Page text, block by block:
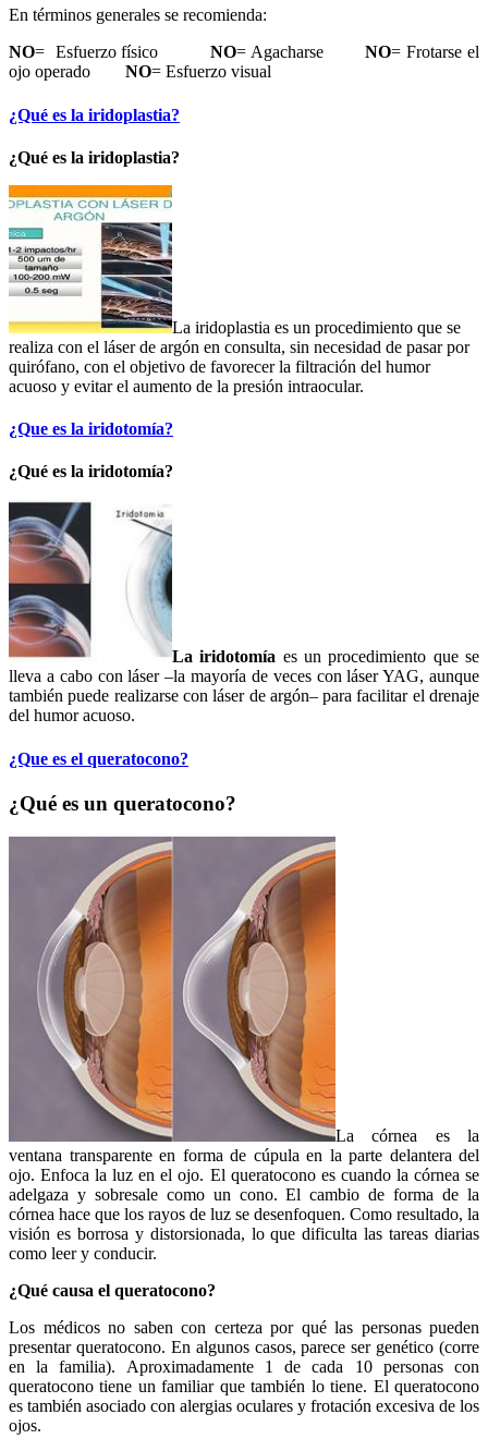
En términos generales se recomienda:
NO= Esfuerzo físicoNO= AgacharseNO= Frotarse el
ojo operado NO= Esfuerzo visual
¿Qué es la iridoplastia?
¿Qué es la iridoplastia?
La iridoplastia es un procedimiento que se
realiza con el láser de argón en consulta, sin necesidad de pasar por
quirófano, con el objetivo de favorecer la filtración del humor
acuoso y evitar el aumento de la presión intraocular.
¿Que es la iridotomía?
¿Qué es la iridotomía?
La iridotomía es un procedimiento que se
lleva a cabo con láser –la mayoría de veces con láser YAG, aunque
también puede realizarse con láser de argón– para facilitar el drenaje
del humor acuoso.
¿Que es el queratocono?
¿Qué es un queratocono?
La córnea es la
ventana transparente en forma de cúpula en la parte delantera del
ojo. Enfoca la luz en el ojo. El queratocono es cuando la córnea se
adelgaza y sobresale como un cono. El cambio de forma de la
córnea hace que los rayos de luz se desenfoquen. Como resultado, la
visión es borrosa y distorsionada, lo que dificulta las tareas diarias
como leer y conducir.
¿Qué causa el queratocono?
Los médicos no saben con certeza por qué las personas pueden
presentar queratocono. En algunos casos, parece ser genético (corre
en la familia). Aproximadamente 1 de cada 10 personas con
queratocono tiene un familiar que también lo tiene. El queratocono
es también asociado con alergias oculares y frotación excesiva de los
ojos.